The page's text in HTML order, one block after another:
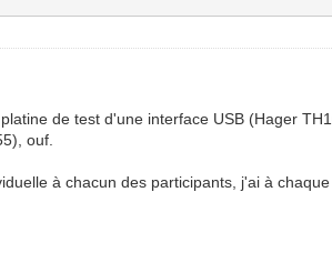
de test d'une interface USB (Hager
ouf.
à chacun des participants, j'ai à